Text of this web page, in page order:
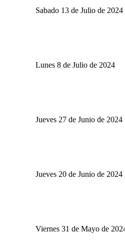
Sabado 13 de Julio de 2024
Lunes 8 de Julio de 2024
Jueves 27 de Junio de 2024
Jueves 20 de Junio de 2024
Viernes 31 de Mayo de